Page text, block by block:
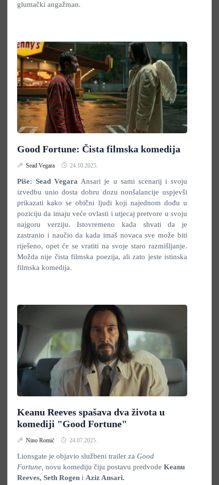
glumački angažman.
Good Fortune: Čista filmska komedija
Sead Vegara 24.10.2025.
Piše: Sead Vegara Ansari je u sami scenarij i svoju
izvedbu unio dosta dobru dozu nonšalancije uspjevši
prikazati kako se obični ljudi koji najednom dođu u
poziciju da imaju veće ovlasti i utjecaj pretvore u svoju
najgoru verziju. Istovremeno kada shvati da je
zastranio i naučio da kada imaš novaca sve može biti
riješeno, opet će se vratiti na svoje staro razmišljanje.
Možda nije čista filmska poezija, ali zato jeste istinska
filmska komedija.
Keanu Reeves spašava dva života u
komediji "Good Fortune"
Nino Romić 24.07.2025.
Lionsgate je objavio službeni trailer za Good
Fortune, novu komediju čiju postavu predvode Keanu
Reeves, Seth Rogen i Aziz Ansari.